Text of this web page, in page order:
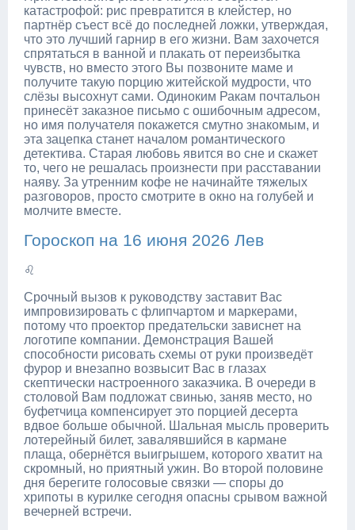
катастрофой: рис превратится в клейстер, но
партнёр съест всё до последней ложки, утверждая,
что это лучший гарнир в его жизни. Вам захочется
спрятаться в ванной и плакать от переизбытка
чувств, но вместо этого Вы позвоните маме и
получите такую порцию житейской мудрости, что
слёзы высохнут сами. Одиноким Ракам почтальон
принесёт заказное письмо с ошибочным адресом,
но имя получателя покажется смутно знакомым, и
эта зацепка станет началом романтического
детектива. Старая любовь явится во сне и скажет
то, чего не решалась произнести при расставании
наяву. За утренним кофе не начинайте тяжелых
разговоров, просто смотрите в окно на голубей и
молчите вместе.
Гороскоп на 16 июня 2026 Лев
♌
Срочный вызов к руководству заставит Вас
импровизировать с флипчартом и маркерами,
потому что проектор предательски зависнет на
логотипе компании. Демонстрация Вашей
способности рисовать схемы от руки произведёт
фурор и внезапно возвысит Вас в глазах
скептически настроенного заказчика. В очереди в
столовой Вам подложат свинью, заняв место, но
буфетчица компенсирует это порцией десерта
вдвое больше обычной. Шальная мысль проверить
лотерейный билет, завалявшийся в кармане
плаща, обернётся выигрышем, которого хватит на
скромный, но приятный ужин. Во второй половине
дня берегите голосовые связки — споры до
хрипоты в курилке сегодня опасны срывом важной
вечерней встречи.